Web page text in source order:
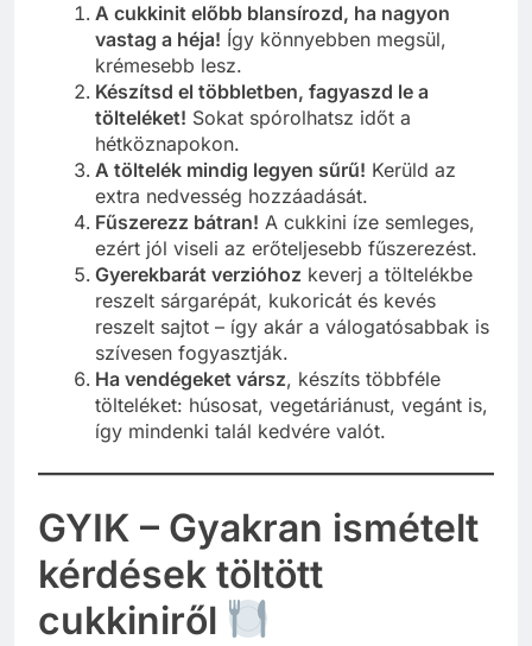
A cukkinit előbb blansírozd, ha nagyon
vastag a héja! Így könnyebben megsül,
krémesebb lesz.
Készítsd el többletben, fagyaszd le a
tölteléket! Sokat spórolhatsz időt a
hétköznapokon.
A töltelék mindig legyen sűrű! Kerüld az
extra nedvesség hozzáadását.
Fűszerezz bátran! A cukkini íze semleges,
ezért jól viseli az erőteljesebb fűszerezést.
Gyerekbarát verzióhoz keverj a töltelékbe
reszelt sárgarépát, kukoricát és kevés
reszelt sajtot – így akár a válogatósabbak is
szívesen fogyasztják.
Ha vendégeket vársz, készíts többféle
tölteléket: húsosat, vegetáriánust, vegánt is,
így mindenki talál kedvére valót.
GYIK – Gyakran ismételt
kérdések töltött
cukkiniről